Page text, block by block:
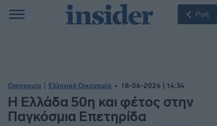
Ροή
Οικονομία Ελληνική Οικονομία 18-06-2026 | 14:34
Η Ελλάδα 50η και φέτος στην
Παγκόσμια Επετηρίδα